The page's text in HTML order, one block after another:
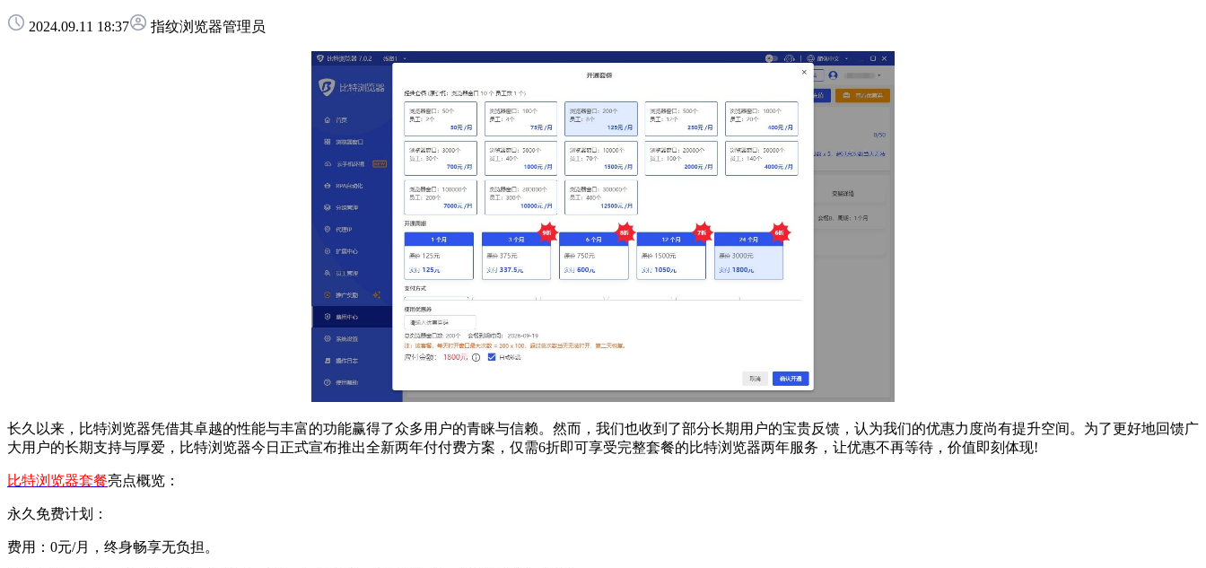
2024.09.11 18:37 指纹浏览器管理员
长久以来，比特浏览器凭借其卓越的性能与丰富的功能赢得了众多用户的青睐与信赖。然而，我们也收到了部分长期用户的宝贵反馈，认为我们的优惠力度尚有提升空间。为了更好地回馈广
大用户的长期支持与厚爱，比特浏览器今日正式宣布推出全新两年付付费方案，仅需6折即可享受完整套餐的比特浏览器两年服务，让优惠不再等待，价值即刻体现!
比特浏览器套餐亮点概览：
永久免费计划：
费用：0元/月，终身畅享无负担。